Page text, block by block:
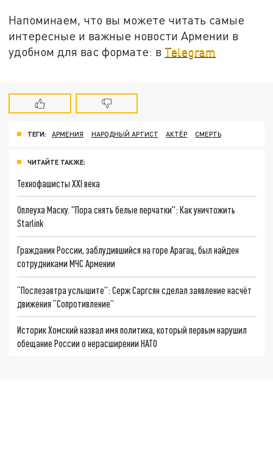
Напоминаем, что вы можете читать самые
интересные и важные новости Армении в
удобном для вас формате: в Telegram
ТЕГИ: АРМЕНИЯ НАРОДНЫЙ АРТИСТ АКТЁР СМЕРТЬ
ЧИТАЙТЕ ТАКЖЕ:
Технофашисты XXI века
Оплеуха Маску. "Пора снять белые перчатки": Как уничтожить
Starlink
Гражданин России, заблудившийся на горе Арагац, был найден
сотрудниками МЧС Армении
“Послезавтра услышите”: Серж Саргсян сделал заявление насчёт
движения “Сопротивление”
Историк Хомский назвал имя политика, который первым нарушил
обещание России о нерасширении НАТО